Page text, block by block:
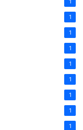
1
1
1
1
1
1
1
1
1